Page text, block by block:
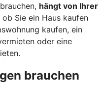
hängt von Ihrer
ob Sie ein Haus kaufen
kaufen, ein
oder eine
brauchen